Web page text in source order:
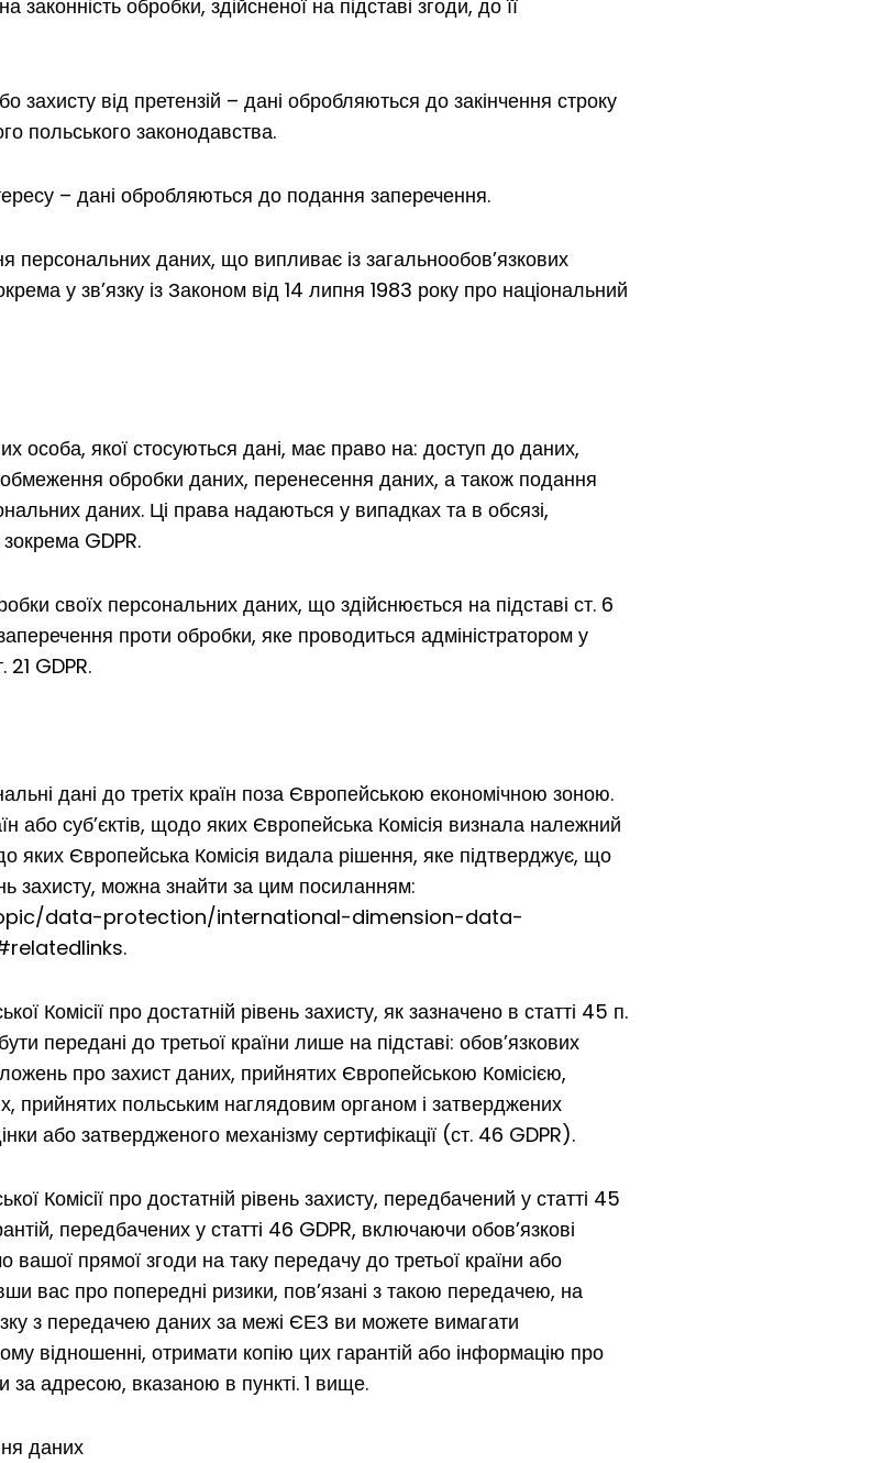
обробки, здійсненої на підставі згоди, до її
захисту від претензій – дані обробляються до закінчення строку
польського законодавства.
– дані обробляються до подання заперечення.
персональних даних, що випливає із загальнообов’язкових
у зв’язку із Законом від 14 липня 1983 року про національний
особа, якої стосуються дані, має право на: доступ до даних,
обробки даних, перенесення даних, а також подання
даних. Ці права надаються у випадках та в обсязі,
GDPR.
своїх персональних даних, що здійснюється на підставі ст. 6
проти обробки, яке проводиться адміністратором у
21 GDPR.
дані до третіх країн поза Європейською економічною зоною.
або суб’єктів, щодо яких Європейська Комісія визнала належний
яких Європейська Комісія видала рішення, яке підтверджує, що
захисту, можна знайти за цим посиланням:
data-protection/international-dimension-data-
Комісії про достатній рівень захисту, як зазначено в статті 45 п.
передані до третьої країни лише на підставі: обов’язкових
про захист даних, прийнятих Європейською Комісією,
прийнятих польським наглядовим органом і затверджених
або затвердженого механізму сертифікації (ст. 46 GDPR).
Комісії про достатній рівень захисту, передбачений у статті 45
передбачених у статті 46 GDPR, включаючи обов’язкові
прямої згоди на таку передачу до третьої країни або
вас про попередні ризики, пов’язані з такою передачею, на
з передачею даних за межі ЄЕЗ ви можете вимагати
відношенні, отримати копію цих гарантій або інформацію про
за адресою, вказаною в пункті. 1 вище.
даних